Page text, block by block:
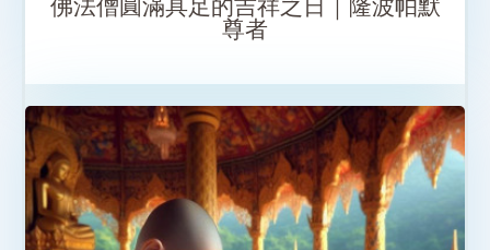
佛法僧圓滿具足的吉祥之日｜隆波帕默
尊者